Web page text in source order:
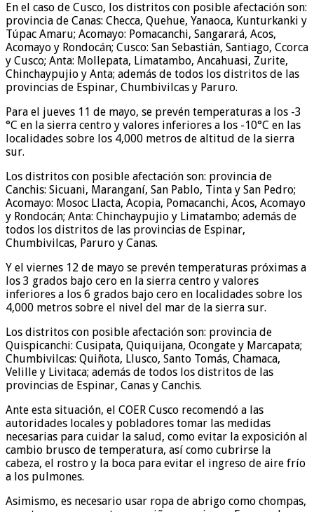
En el caso de Cusco, los distritos con posible afectación son:
provincia de Canas: Checca, Quehue, Yanaoca, Kunturkanki y
Túpac Amaru; Acomayo: Pomacanchi, Sangarará, Acos,
Acomayo y Rondocán; Cusco: San Sebastián, Santiago, Ccorca
y Cusco; Anta: Mollepata, Limatambo, Ancahuasi, Zurite,
Chinchaypujio y Anta; además de todos los distritos de las
provincias de Espinar, Chumbivilcas y Paruro.
Para el jueves 11 de mayo, se prevén temperaturas a los -3
°C en la sierra centro y valores inferiores a los -10°C en las
localidades sobre los 4,000 metros de altitud de la sierra
sur.
Los distritos con posible afectación son: provincia de
Canchis: Sicuani, Maranganí, San Pablo, Tinta y San Pedro;
Acomayo: Mosoc Llacta, Acopia, Pomacanchi, Acos, Acomayo
y Rondocán; Anta: Chinchaypujio y Limatambo; además de
todos los distritos de las provincias de Espinar,
Chumbivilcas, Paruro y Canas.
Y el viernes 12 de mayo se prevén temperaturas próximas a
los 3 grados bajo cero en la sierra centro y valores
inferiores a los 6 grados bajo cero en localidades sobre los
4,000 metros sobre el nivel del mar de la sierra sur.
Los distritos con posible afectación son: provincia de
Quispicanchi: Cusipata, Quiquijana, Ocongate y Marcapata;
Chumbivilcas: Quiñota, Llusco, Santo Tomás, Chamaca,
Velille y Livitaca; además de todos los distritos de las
provincias de Espinar, Canas y Canchis.
Ante esta situación, el COER Cusco recomendó a las
autoridades locales y pobladores tomar las medidas
necesarias para cuidar la salud, como evitar la exposición al
cambio brusco de temperatura, así como cubrirse la
cabeza, el rostro y la boca para evitar el ingreso de aire frío
a los pulmones.
Asimismo, es necesario usar ropa de abrigo como chompas,